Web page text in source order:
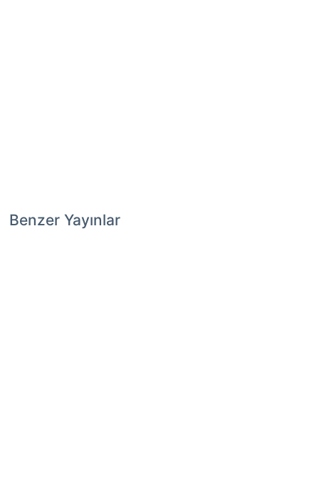
Benzer Yayınlar